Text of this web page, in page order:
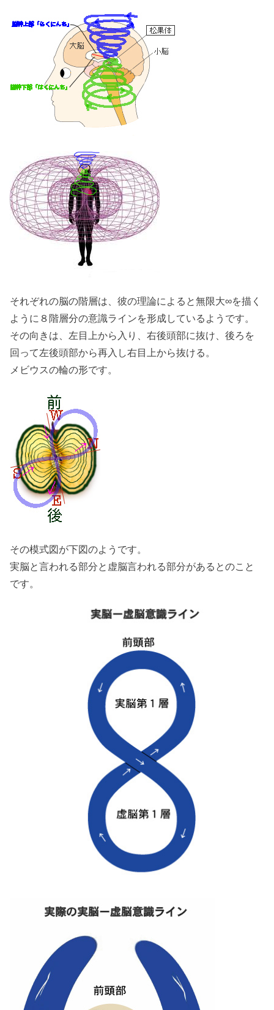
それぞれの脳の階層は、彼の理論によると無限大∞を描く
ように８階層分の意識ラインを形成しているようです。
その向きは、左目上から入り、右後頭部に抜け、後ろを
回って左後頭部から再入し右目上から抜ける。
メビウスの輪の形です。
その模式図が下図のようです。
実脳と言われる部分と虚脳言われる部分があるとのこと
です。